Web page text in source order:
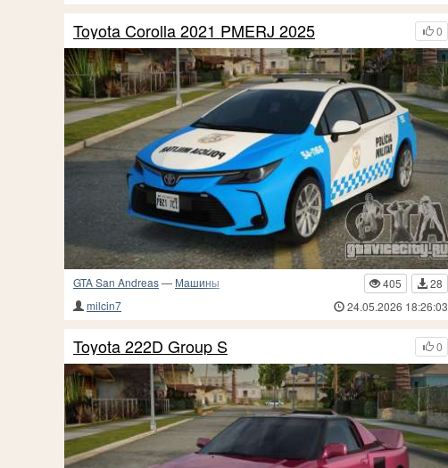
0
Toyota Corolla 2021 PMERJ 2025
GTA San Andreas— Машины 405
28
milcin7
24.05.2026 18:26:03
0
Toyota 222D Group S